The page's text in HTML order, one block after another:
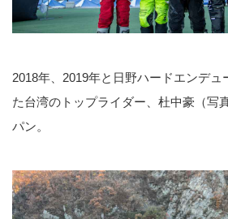
2018年、2019年と日野ハードエンデ
た台湾のトップライダー、杜中豪（写
パン。